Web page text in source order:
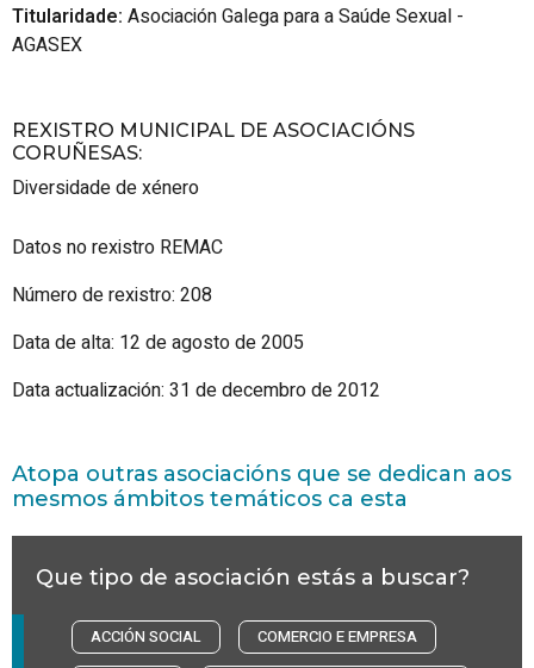
Titularidade: Asociación Galega para a Saúde Sexual -
AGASEX
REXISTRO MUNICIPAL DE ASOCIACIÓNS
CORUÑESAS:
Diversidade de xénero
Datos no rexistro REMAC
Número de rexistro: 208
Data de alta: 12 de agosto de 2005
Data actualización: 31 de decembro de 2012
Atopa outras asociacións que se dedican aos
mesmos ámbitos temáticos ca esta
Que tipo de asociación estás a buscar?
ACCIÓN SOCIAL
COMERCIO E EMPRESA